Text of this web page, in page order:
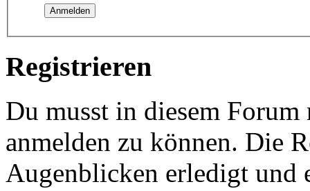
Registrieren
Du musst in diesem
anmelden zu können. Die
Augenblicken erledigt und